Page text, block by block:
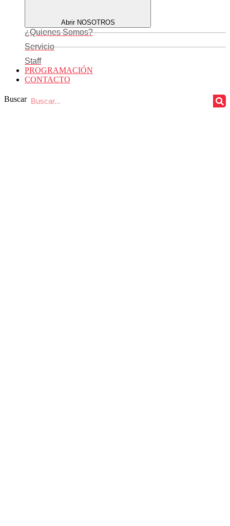
Abrir NOSOTROS
¿Quienes Somos?
Servicio
Staff
PROGRAMACIÓN
CONTACTO
Buscar